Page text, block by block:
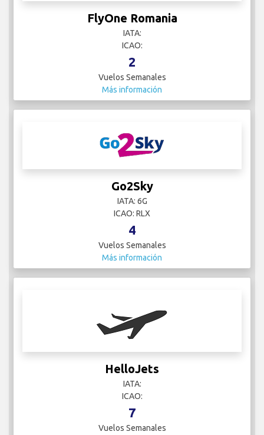
FlyOne Romania
IATA:
ICAO:
2
Vuelos Semanales
Más información
Go2Sky
IATA: 6G
ICAO: RLX
4
Vuelos Semanales
Más información
HelloJets
IATA:
ICAO:
7
Vuelos Semanales